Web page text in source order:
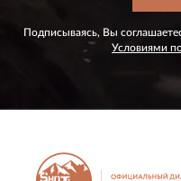
Подписываясь, Вы
Условиями